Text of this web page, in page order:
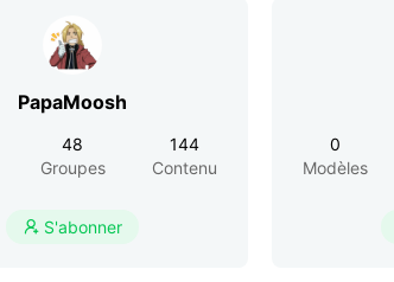
PapaMoosh
48
Groupes
144
Contenu
 S'abonner
0
Modèles